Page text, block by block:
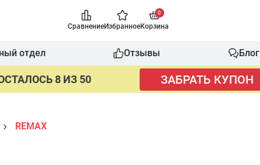
СравнениеИзбранное
0
Корзина
отдел Отзывы Блог
8 ИЗ 50 ЗАБРАТЬ КУПОН
REMAX